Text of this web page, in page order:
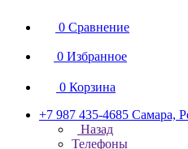
0 Сравнение
0 Избранное
0 Корзина
+7 987 435-4685 Самара,
Назад
Телефоны